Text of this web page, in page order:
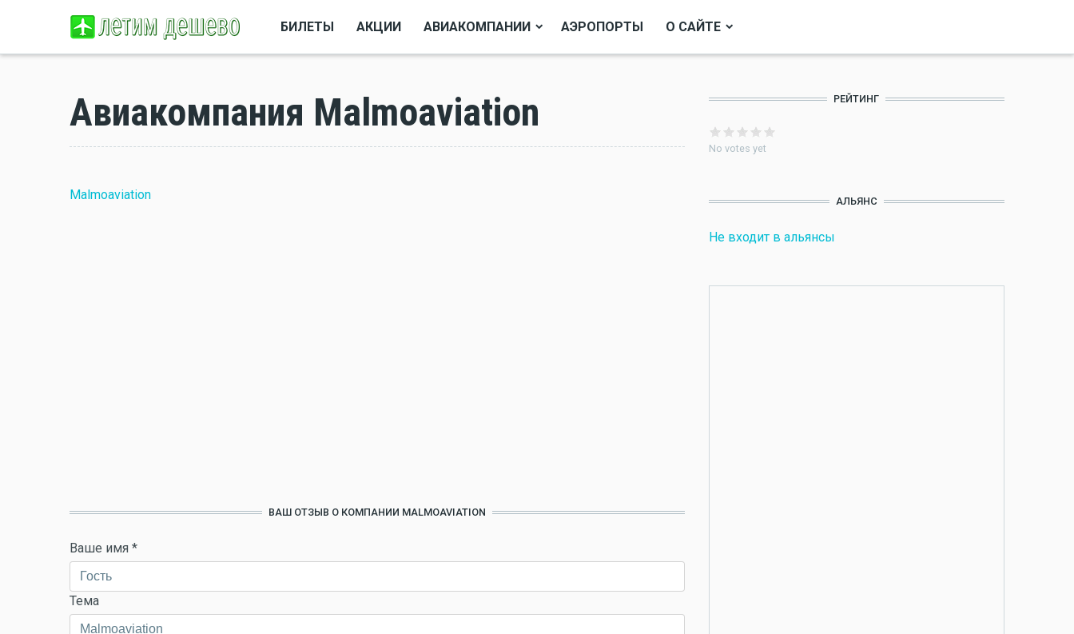
БИЛЕТЫ АКЦИИ АВИАКОМПАНИИ АЭРОПОРТЫ О САЙТЕ
Авиакомпания Malmoaviation
Malmoaviation
ВАШ ОТЗЫВ О КОМПАНИИ MALMOAVIATION
Ваше имя *
Тема
РЕЙТИНГ
No votes yet
АЛЬЯНС
Не входит в альянсы